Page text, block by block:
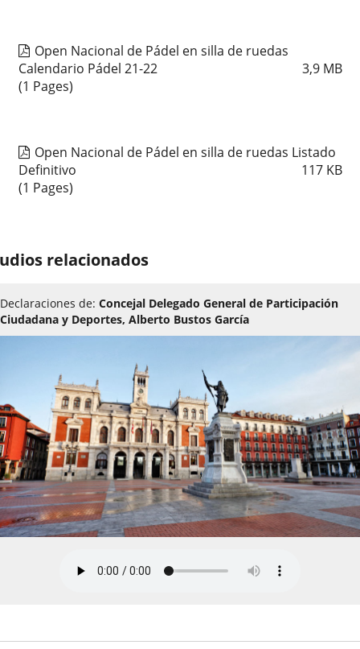
Open Nacional de Pádel en silla de ruedas
Calendario Pádel 21-22
3,9 MB
(1 Pages)
Open Nacional de Pádel en silla de ruedas Listado
Definitivo
117 KB
(1 Pages)
relacionados
Declaraciones de: Concejal Delegado General de Participación
Ciudadana y Deportes, Alberto Bustos García